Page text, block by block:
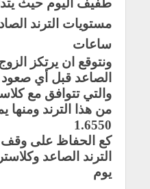
مستويات الترند
ساعات
ونتوقع ان يرتكز
والتي تتوافق مع
من هذا الترند ومنها
1.6550
كع الحفاظ على
الترند الصاعد
يوم